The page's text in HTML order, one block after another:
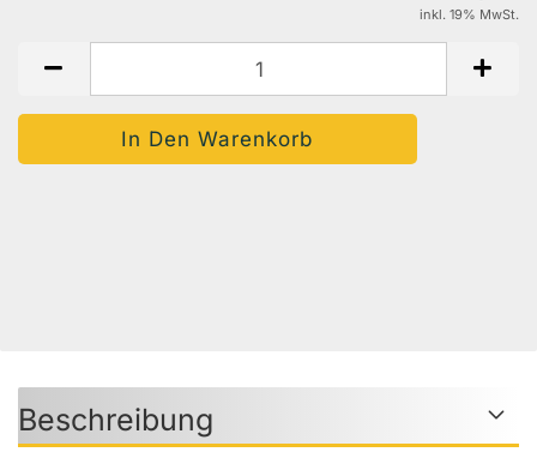
inkl. 19% MwSt.
Beschreibung